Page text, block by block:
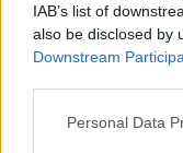
IAB’s list of
also be disclosed by
Downstream
Personal Data
Finnairin
jatkossa